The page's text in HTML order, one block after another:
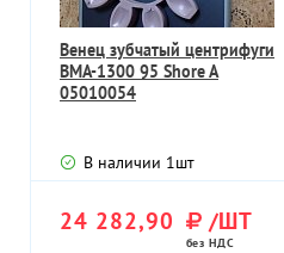
Венец зубчатый центрифуги
BMA-1300 95 Shore A
05010054
В наличии 1шт
24 282,90 /ШТ
без НДС